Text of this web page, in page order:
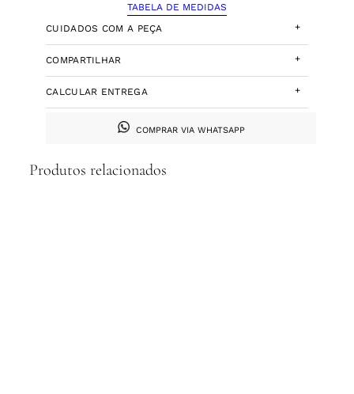
TABELA DE MEDIDAS
CUIDADOS COM A PEÇA
+
COMPARTILHAR +
CALCULAR ENTREGA +
COMPRAR VIA WHATSAPP
Produtos relacionados